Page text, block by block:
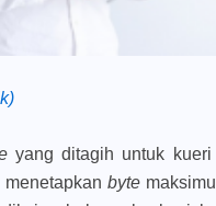
yang ditagih untuk kueri
byte